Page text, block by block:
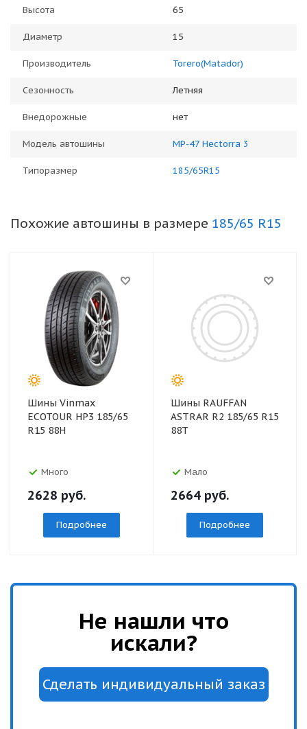
Высота 65
Диаметр 15
Производитель Torero(Matador)
Сезонность Летняя
Внедорожные нет
Модель автошины MP-47 Hectorra 3
Типоразмер 185/65R15
Похожие автошины в размере 185/65 R15
Шины Vinmax
ECOTOUR HP3 185/65
R15 88H
Много
2628 руб.
Подробнее
Шины RAUFFAN
ASTRAR R2 185/65 R15
88T
Мало
2664 руб.
Подробнее
Не нашли что
искали?